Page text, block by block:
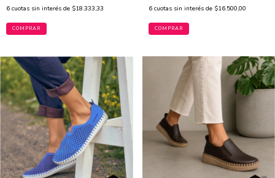
6 cuotas sin interés de $18.333,33
COMPRAR
6 cuotas sin interés de $16.500,00
COMPRAR